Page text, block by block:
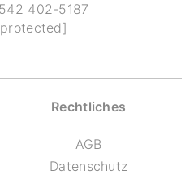
402-5187
Rechtliches
AGB
Datenschutz